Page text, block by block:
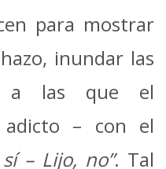
para mostrar
inundar las
a las que el
– con el
– Lijo, no”. Tal